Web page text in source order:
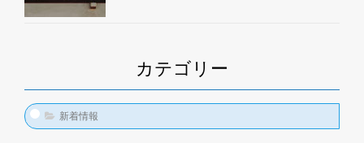
カテゴリー
新着情報